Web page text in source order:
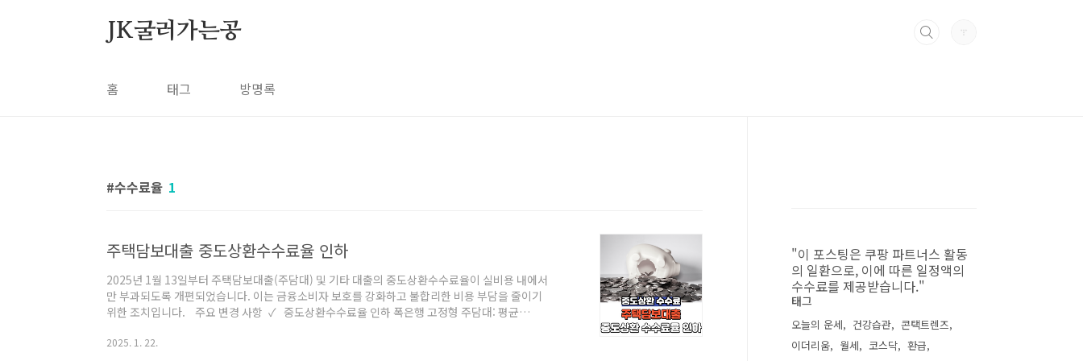
JK굴러가는공
홈 태그 방명록
수수료율 1
주택담보대출 중도상환수수료율 인하
2025년 1월 13일부터 주택담보대출(주담대) 및 기타 대출의 중도상환수수료율이 실비용 내에서
만 부과되도록 개편되었습니다. 이는 금융소비자 보호를 강화하고 불합리한 비용 부담을 줄이기
위한 조치입니다. 주요 변경 사항 ✓ 중도상환수수료율 인하 폭은행 고정형 주담대: 평균
시중은행:주담대: 0.55~0.75%p 인하기타 담보대출: 0.08%p 인하신용대출: 0.61~0.69%p 인
2025. 1. 22.
"이 포스팅은 쿠팡 파트너스 활동
의 일환으로, 이에 따른 일정액의
수수료를 제공받습니다."
태그
오늘의 운세 건강습관
콘택트렌즈
이더리움
월세 코스닥
환급